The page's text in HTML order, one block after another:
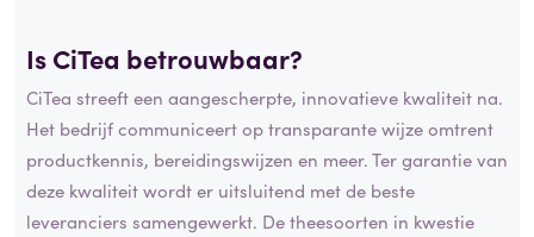
Is CiTea betrouwbaar?
CiTea streeft een aangescherpte, innovatieve kwaliteit na.
Het bedrijf communiceert op transparante wijze omtrent
productkennis, bereidingswijzen en meer. Ter garantie van
deze kwaliteit wordt er uitsluitend met de beste
leveranciers samengewerkt. De theesoorten in kwestie